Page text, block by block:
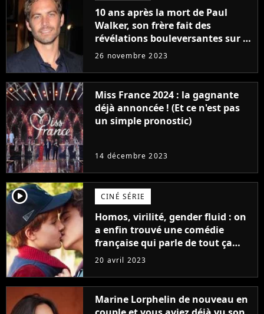
10 ans après la mort de Paul
Walker, son frère fait des
révélations bouleversantes sur la
réaction des acteurs de Fast and
26 novembre 2023
Miss France 2024 : la gagnante
déjà annoncée ! (Et ce n'est pas
un simple pronostic)
14 décembre 2023
player2 CINÉ SÉRIE
Homos, virilité, gender fluid : on
a enfin trouvé une comédie
française qui parle de tout ça
sans être super ringarde
20 avril 2023
Marine Lorphelin de nouveau en